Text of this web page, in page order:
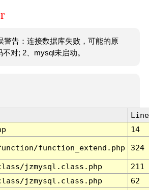
警告：连接数据库失败，可能的原
对; 2、mysql未启动。
Line
14
function_extend.php 324
jzmysql.class.php
211
jzmysql.class.php
62